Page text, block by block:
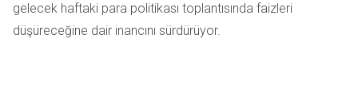
gelecek haftaki para politikası toplantısında faizleri
düşüreceğine dair inancını sürdürüyor.